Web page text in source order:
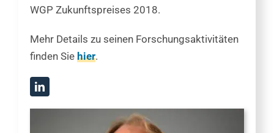
WGP Zukunftspreises 2018.
Mehr Details zu seinen Forschungsaktivitäten
finden Siehier.